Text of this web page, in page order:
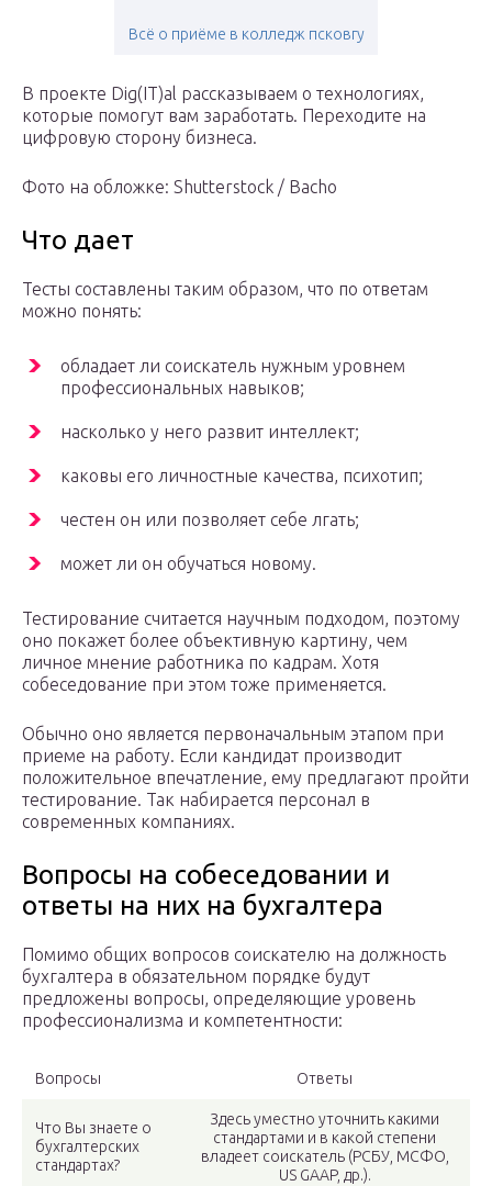
Всё о приёме в колледж псковгу
В проекте Dig(IT)al рассказываем о технологиях,
которые помогут вам заработать. Переходите на
цифровую сторону бизнеса.
Фото на обложке: Shutterstock / Bacho
Что дает
Тесты составлены таким образом, что по ответам
можно понять:
обладает ли соискатель нужным уровнем
профессиональных навыков;
насколько у него развит интеллект;
каковы его личностные качества, психотип;
честен он или позволяет себе лгать;
может ли он обучаться новому.
Тестирование считается научным подходом, поэтому
оно покажет более объективную картину, чем
личное мнение работника по кадрам. Хотя
собеседование при этом тоже применяется.
Обычно оно является первоначальным этапом при
приеме на работу. Если кандидат производит
положительное впечатление, ему предлагают пройти
тестирование. Так набирается персонал в
современных компаниях.
Вопросы на собеседовании и
ответы на них на бухгалтера
Помимо общих вопросов соискателю на должность
бухгалтера в обязательном порядке будут
предложены вопросы, определяющие уровень
профессионализма и компетентности:
Вопросы Ответы
Что Вы знаете о
бухгалтерских
стандартах?
Здесь уместно уточнить какими
стандартами и в какой степени
владеет соискатель (РСБУ, МСФО,
US GAAP, др.).